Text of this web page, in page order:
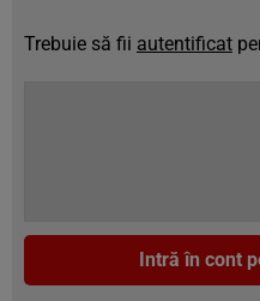
Trebuie să fii autentificat
Intră în cont